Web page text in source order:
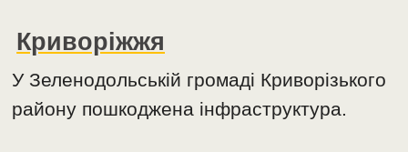
Криворіжжя
У Зеленодольській громаді Криворізького
району пошкоджена інфраструктура.